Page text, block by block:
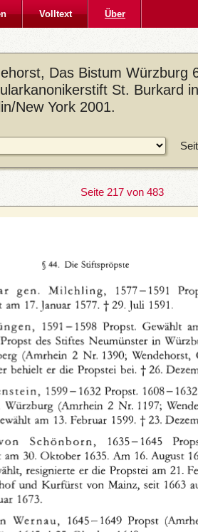
Volltext Über
Das Bistum Würzburg
St. Burkard
New York 2001.
Seite 217 von 483